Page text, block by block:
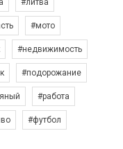
#литва
#мото
#недвижимость
#подорожание
#работа
#футбол